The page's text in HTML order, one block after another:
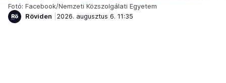
Fotó: Facebook/Nemzeti Közszolgálati Egyetem
Röviden
2026. augusztus 6. 11:35